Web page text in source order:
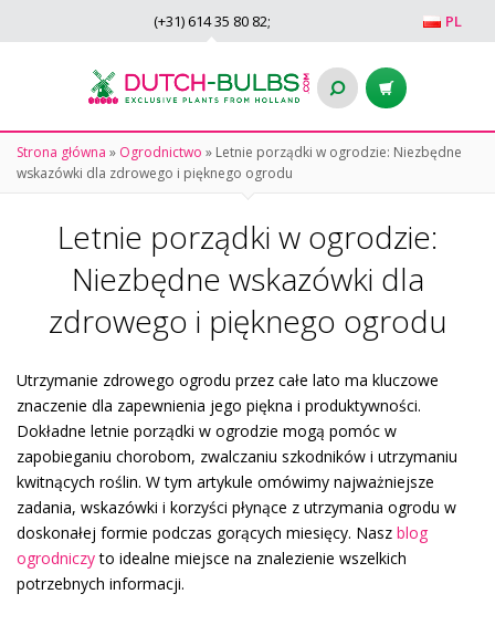
PL
(+31) 614 35 80 82;
Strona główna » Ogrodnictwo » Letnie porządki w ogrodzie: Niezbędne
wskazówki dla zdrowego i pięknego ogrodu
Letnie porządki w ogrodzie:
Niezbędne wskazówki dla
zdrowego i pięknego ogrodu
Utrzymanie zdrowego ogrodu przez całe lato ma kluczowe
znaczenie dla zapewnienia jego piękna i produktywności.
Dokładne letnie porządki w ogrodzie mogą pomóc w
zapobieganiu chorobom, zwalczaniu szkodników i utrzymaniu
kwitnących roślin. W tym artykule omówimy najważniejsze
zadania, wskazówki i korzyści płynące z utrzymania ogrodu w
doskonałej formie podczas gorących miesięcy. Nasz blog
ogrodniczyto idealne miejsce na znalezienie wszelkich
potrzebnych informacji.